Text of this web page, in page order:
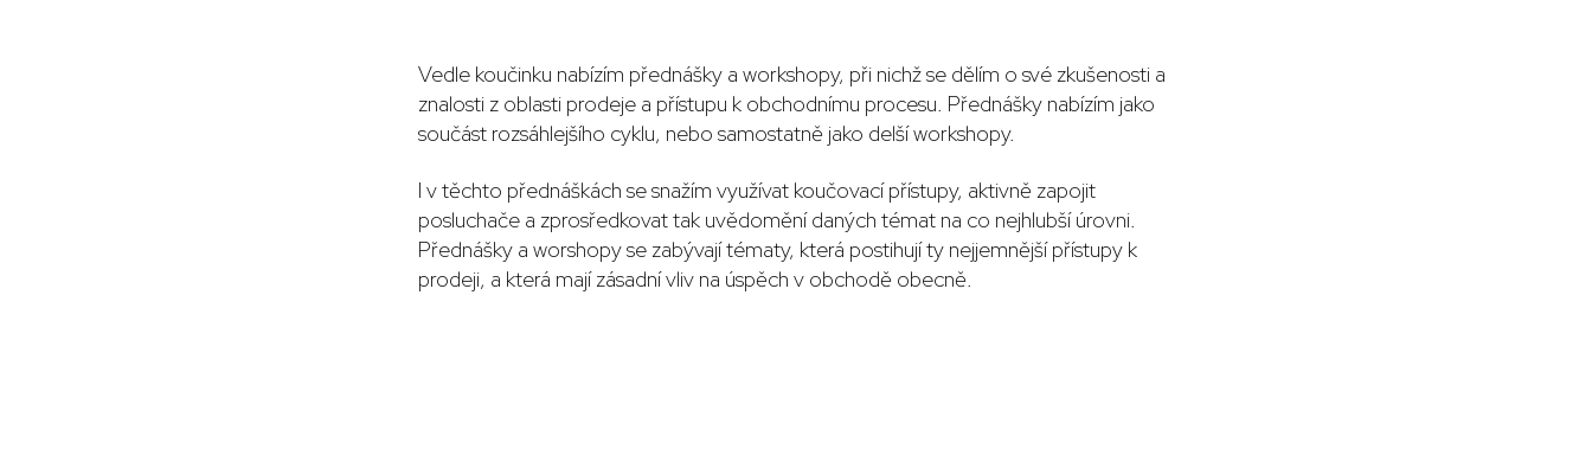
Vedle koučinku nabízím přednášky a workshopy, při nichž se dělím o své zkušenosti a
znalosti z oblasti prodeje a přístupu k obchodnímu procesu. Přednášky nabízím jako
součást rozsáhlejšího cyklu, nebo samostatně jako delší workshopy.
I v těchto přednáškách se snažím využívat koučovací přístupy, aktivně zapojit
posluchače a zprosředkovat tak uvědomění daných témat na co nejhlubší úrovni.
Přednášky a worshopy se zabývají tématy, která postihují ty nejjemnější přístupy k
prodeji, a která mají zásadní vliv na úspěch v obchodě obecně.